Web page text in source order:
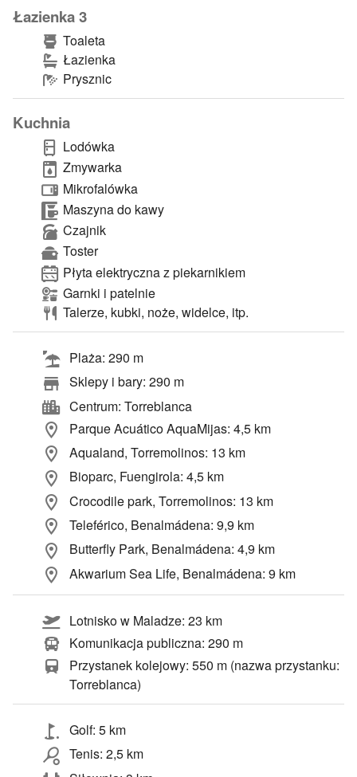
Łazienka 3
Toaleta
Łazienka
Prysznic
Kuchnia
Lodówka
Zmywarka
Mikrofalówka
Maszyna do kawy
Czajnik
Toster
Płyta elektryczna z piekarnikiem
Garnki i patelnie
Talerze, kubki, noże, widelce, itp.
Plaża: 290 m
Sklepy i bary: 290 m
Centrum: Torreblanca
Parque Acuático AquaMijas: 4,5 km
Aqualand, Torremolinos: 13 km
Bioparc, Fuengirola: 4,5 km
Crocodile park, Torremolinos: 13 km
Teleférico, Benalmádena: 9,9 km
Butterfly Park, Benalmádena: 4,9 km
Akwarium Sea Life, Benalmádena: 9 km
Lotnisko w Maladze: 23 km
Komunikacja publiczna: 290 m
Przystanek kolejowy: 550 m (nazwa przystanku:
Torreblanca)
Golf: 5 km
Tenis: 2,5 km